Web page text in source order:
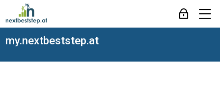
Skip to navigation
Skip to login form
Salta al contenido principal
Skip to accessibility options
Skip to footer
Skip accessibility options
Acceder
my.nextbeststep.at